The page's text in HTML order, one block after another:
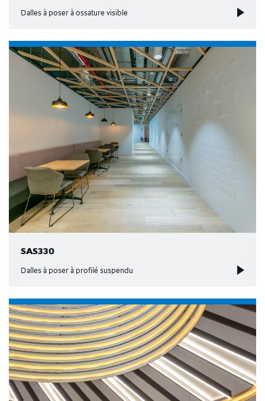
Dalles à poser à ossature visible
SAS330
Dalles à poser à profilé suspendu